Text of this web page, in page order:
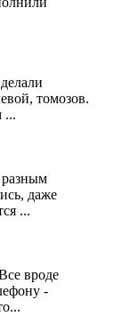
томозов.
...
разным
даже
...
вроде
-